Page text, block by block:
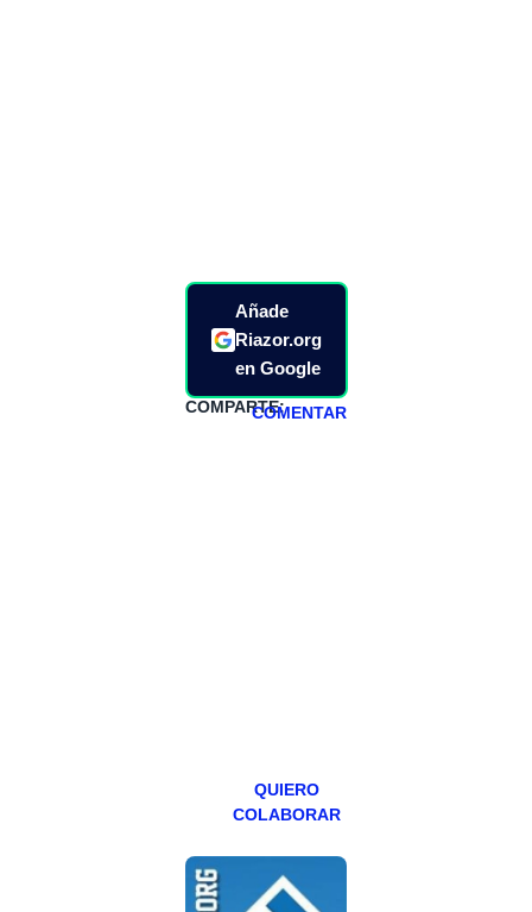
Añade
Riazor.org
en Google
COMPARTE:COMENTAR
QUIERO
COLABORAR